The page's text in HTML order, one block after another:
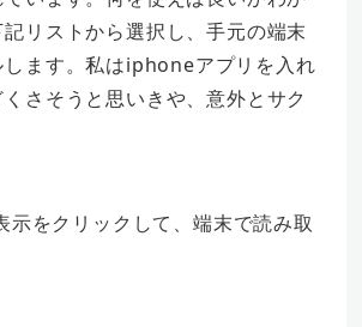
リストから選択し、手元の端末
します。私はiphoneアプリを入れ
さそうと思いきや、意外とサク
示をクリックして、端末で読み取